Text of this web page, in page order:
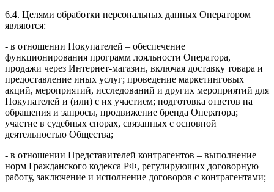
6.4. Целями обработки персональных данных Оператором
являются:
- в отношении Покупателей – обеспечение
функционирования программ лояльности Оператора,
продажи через Интернет-магазин, включая доставку товара и
предоставление иных услуг; проведение маркетинговых
акций, мероприятий, исследований и других мероприятий для
Покупателей и (или) с их участием; подготовка ответов на
обращения и запросы, продвижение бренда Оператора;
участие в судебных спорах, связанных с основной
деятельностью Общества;
- в отношении Представителей контрагентов – выполнение
норм Гражданского кодекса РФ, регулирующих договорную
работу, заключение и исполнение договоров с контрагентами;